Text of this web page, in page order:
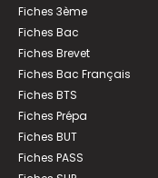
Fiches 3ème
Fiches Bac
Fiches Brevet
Fiches Bac Français
Fiches BTS
Fiches Prépa
Fiches BUT
Fiches PASS